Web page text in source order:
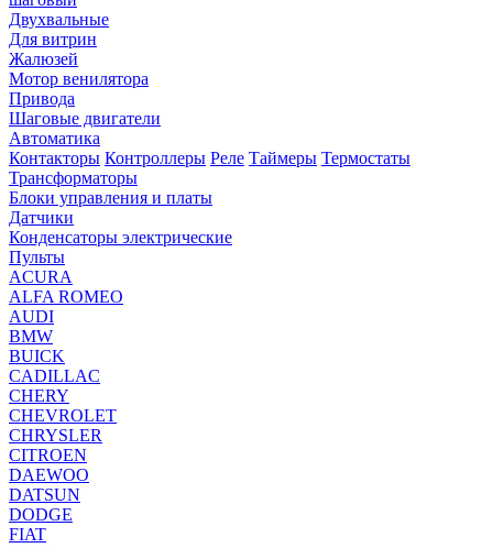
Двухвальные
Для витрин
Жалюзей
Мотор венилятора
Привода
Шаговые двигатели
Автоматика
Контакторы Контроллеры Реле Таймеры Термостаты
Трансформаторы
Блоки управления и платы
Датчики
Конденсаторы электрические
Пульты
ACURA
ALFA ROMEO
AUDI
BMW
BUICK
CADILLAC
CHERY
CHEVROLET
CHRYSLER
CITROEN
DAEWOO
DATSUN
DODGE
FIAT